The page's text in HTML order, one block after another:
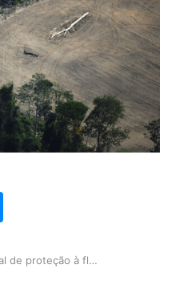
Fundo global de proteção à floresta tropical po…